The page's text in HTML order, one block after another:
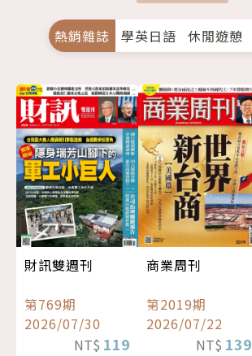
熱銷雜誌 學英日語 休閒遊憩
財訊雙週刊
第769期
2026/07/30
NT$ 119
商業周刊
第2019期
2026/07/22
NT$ 139